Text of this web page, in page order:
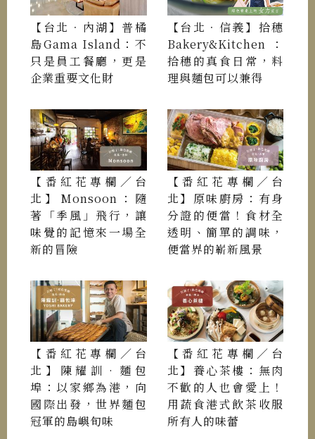
【台北．內湖】普橘
島Gama Island：不
只是員工餐廳，更是
企業重要文化財
【台北．信義】拾穗
Bakery&Kitchen：
拾穗的真食日常，料
理與麵包可以兼得
【番紅花專欄／台
北】Monsoon：隨
著「季風」飛行，讓
味覺的記憶來一場全
新的冒險
【番紅花專欄／台
北】原味廚房：有身
分證的便當！食材全
透明、簡單的調味，
便當界的嶄新風景
【番紅花專欄／台
北】陳耀訓•麵包
埠：以家鄉為港，向
國際出發，世界麵包
冠軍的島嶼旬味
【番紅花專欄／台
北】養心茶樓：無肉
不歡的人也會愛上！
用蔬食港式飲茶收服
所有人的味蕾